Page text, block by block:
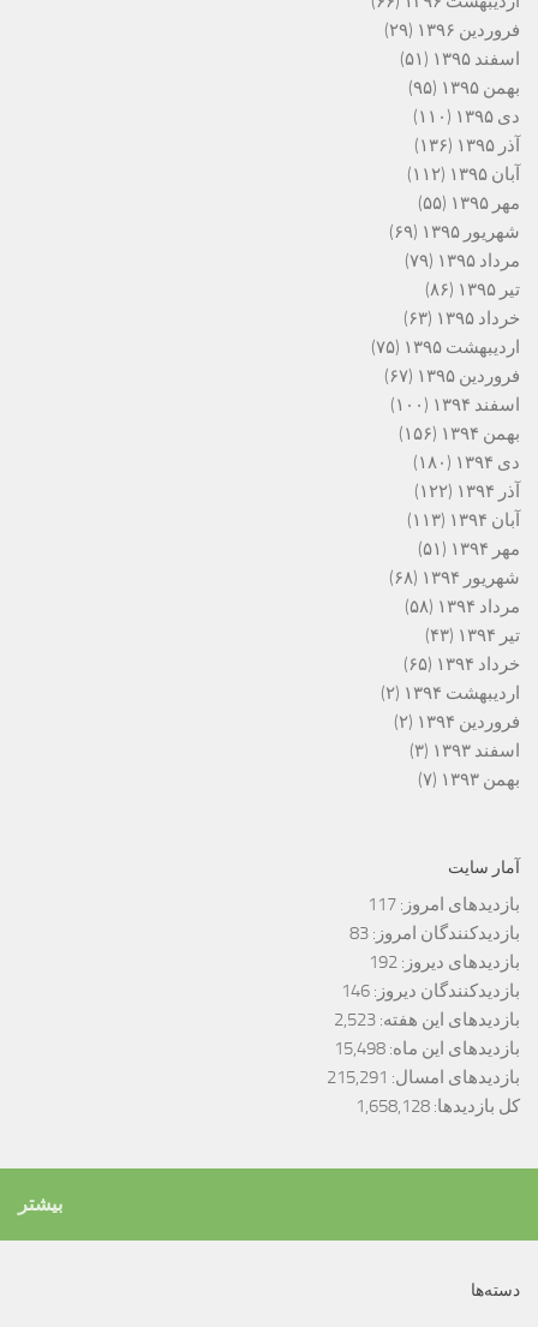
فروردین ۱۳۹۶
(۲۹)
اسفند ۱۳۹۵
(۵۱)
بهمن ۱۳۹۵
(۹۵)
دی ۱۳۹۵
(۱۱۰)
آذر ۱۳۹۵
(۱۳۶)
آبان ۱۳۹۵
(۱۱۲)
مهر ۱۳۹۵
(۵۵)
شهریور ۱۳۹۵
(۶۹)
مرداد ۱۳۹۵
(۷۹)
تیر ۱۳۹۵
(۸۶)
خرداد ۱۳۹۵
(۶۳)
اردیبهشت ۱۳۹۵
(۷۵)
فروردین ۱۳۹۵
(۶۷)
اسفند ۱۳۹۴
(۱۰۰)
بهمن ۱۳۹۴
(۱۵۶)
دی ۱۳۹۴
(۱۸۰)
آذر ۱۳۹۴
(۱۲۲)
آبان ۱۳۹۴
(۱۱۳)
مهر ۱۳۹۴
(۵۱)
شهریور ۱۳۹۴
(۶۸)
مرداد ۱۳۹۴
(۵۸)
تیر ۱۳۹۴
(۴۳)
خرداد ۱۳۹۴
(۶۵)
اردیبهشت ۱۳۹۴
(۲)
فروردین ۱۳۹۴
(۲)
اسفند ۱۳۹۳
(۳)
بهمن ۱۳۹۳
(۷)
آمار سایت
بازدیدهای امروز: 117
بازدیدکنندگان امروز: 83
بازدیدهای دیروز: 192
بازدیدکنندگان دیروز: 146
بازدیدهای این هفته: 2,523
بازدیدهای این ماه: 15,498
بازدیدهای امسال: 215,291
کل بازدیدها: 1,658,128
بیشتر
دسته‌ها